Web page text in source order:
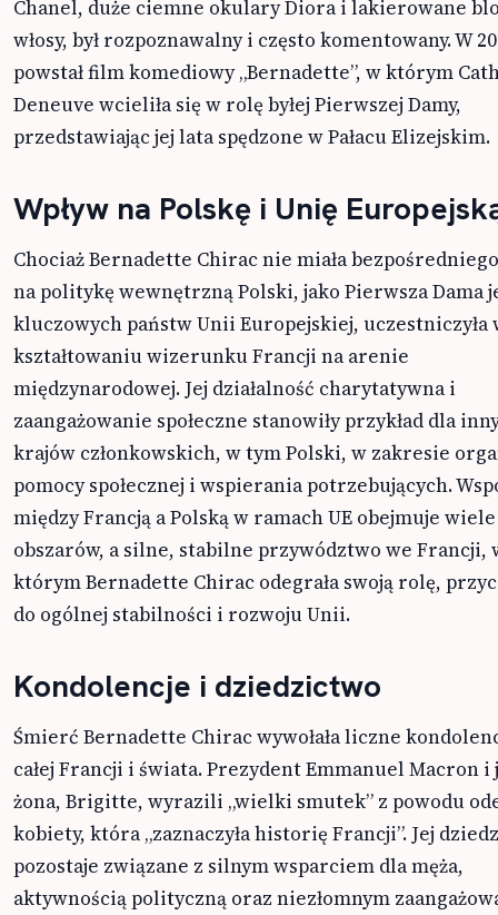
Chanel, duże ciemne okulary Diora i lakierowane
włosy, był rozpoznawalny i często komentowany. W
powstał film komediowy „Bernadette”, w którym
Deneuve wcieliła się w rolę byłej Pierwszej Damy,
przedstawiając jej lata spędzone w Pałacu Elizejskim.
Wpływ na Polskę i Unię
Chociaż Bernadette Chirac nie miała
na politykę wewnętrzną Polski, jako Pierwsza Dama
kluczowych państw Unii Europejskiej, uczestniczyła
kształtowaniu wizerunku Francji na arenie
międzynarodowej. Jej działalność charytatywna i
zaangażowanie społeczne stanowiły przykład dla
krajów członkowskich, w tym Polski, w zakresie
pomocy społecznej i wspierania potrzebujących.
między Francją a Polską w ramach UE obejmuje wiele
obszarów, a silne, stabilne przywództwo we Francji,
którym Bernadette Chirac odegrała swoją rolę,
do ogólnej stabilności i rozwoju Unii.
Kondolencje i dziedzictwo
Śmierć Bernadette Chirac wywołała liczne
całej Francji i świata. Prezydent Emmanuel Macron i
żona, Brigitte, wyrazili „wielki smutek” z powodu
kobiety, która „zaznaczyła historię Francji”. Jej
pozostaje związane z silnym wsparciem dla męża,
aktywnością polityczną oraz niezłomnym